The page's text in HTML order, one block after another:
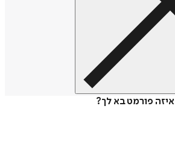
איזה פורמט בא לך?